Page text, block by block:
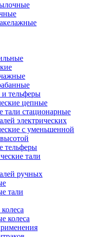
и тельферы
цепные
тали стационарные
электрических
с уменьшенной
тельферы
тали
ручных
тали
колеса